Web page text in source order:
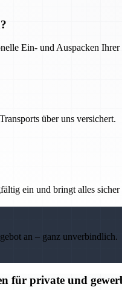
Ein- und Auspacken
über uns versichert.
ein und bringt alles
an – ganz unverbindlich.
für private und